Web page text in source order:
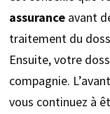
assurance avant
traitement du
Ensuite, votre
compagnie.
vous continuez à